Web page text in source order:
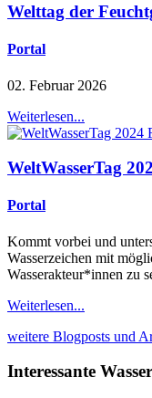
Welttag der
Portal
02. Februar 2026
Weiterlesen...
WeltWasserTag
Portal
Kommt vorbei und
Wasserzeichen mit
Wasserakteur*innen zu
Weiterlesen...
weitere Blogposts und
Interessante